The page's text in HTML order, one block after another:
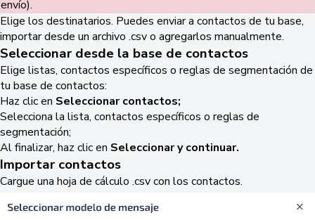
envío).
Elige los destinatarios. Puedes enviar a contactos de tu base,
importar desde un archivo .csv o agregarlos manualmente.
Seleccionar desde la base de contactos
Elige listas, contactos específicos o reglas de segmentación de
tu base de contactos:
Haz clic en Seleccionar contactos;
Selecciona la lista, contactos específicos o reglas de
segmentación;
Al finalizar, haz clic en Seleccionar y continuar.
Importar contactos
Cargue una hoja de cálculo .csv con los contactos.